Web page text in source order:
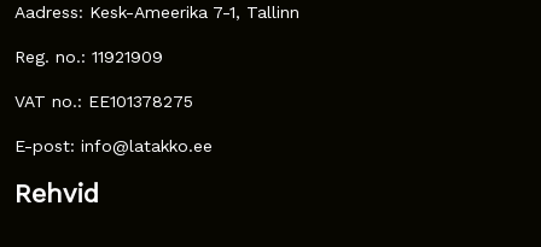
Aadress: Kesk-Ameerika 7-1, Tallinn
Reg. no.: 11921909
VAT no.: EE101378275
E-post: info@latakko.ee
Rehvid